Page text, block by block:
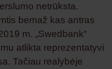
netrūksta.
bemaž kas antras
m. „Swedbank“
atlikta reprezentatyvi
Tačiau realybėje